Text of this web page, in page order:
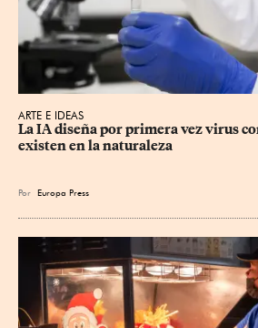
ARTE E IDEAS
La IA diseña por primera vez virus
existen en la naturaleza
Por Europa Press